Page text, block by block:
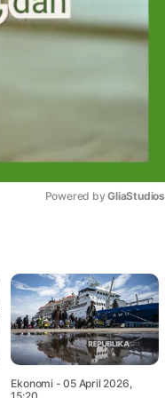
Powered by GliaStudios
Ekonomi- 05 April 2026,